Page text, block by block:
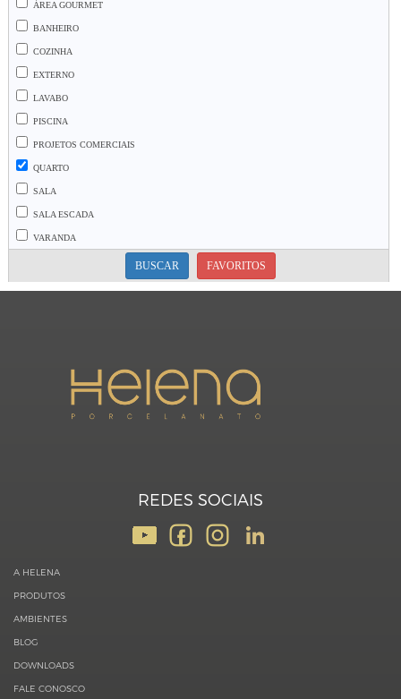
ÁREA GOURMET
BANHEIRO
COZINHA
EXTERNO
LAVABO
PISCINA
PROJETOS COMERCIAIS
QUARTO
SALA
SALA ESCADA
VARANDA
BUSCAR FAVORITOS
REDES SOCIAIS
A HELENA
PRODUTOS
AMBIENTES
BLOG
DOWNLOADS
FALE CONOSCO